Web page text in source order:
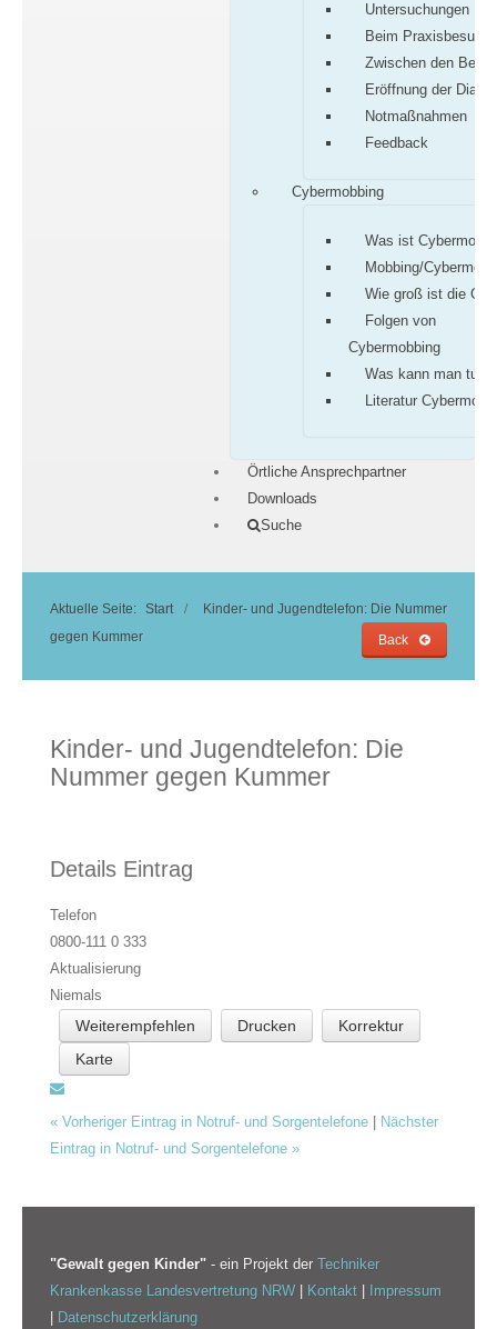
Untersuchungen
Beim Praxisbesuch
Zwischen den
Eröffnung der
Notmaßnahmen
Feedback
Cybermobbing
Was ist
Mobbing/
Wie groß ist die
Folgen von
Cybermobbing
Was kann man tun?
Literatur
Örtliche Ansprechpartner
Downloads
Suche
Aktuelle Seite: Start
Kinder- und Jugendtelefon: Die Nummer
gegen Kummer
Back
Kinder- und Jugendtelefon: Die
Nummer gegen Kummer
Details Eintrag
Telefon
0800-111 0 333
Aktualisierung
Niemals
Weiterempfehlen Drucken
Korrektur
Karte
« Vorheriger Eintrag in Notruf- und Sorgentelefone | Nächster
Eintrag in Notruf- und Sorgentelefone »
"Gewalt gegen Kinder" - ein Projekt der Techniker
Krankenkasse Landesvertretung NRW | Kontakt | Impressum
| Datenschutzerklärung